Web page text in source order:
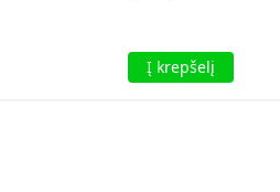
Į krepšelį